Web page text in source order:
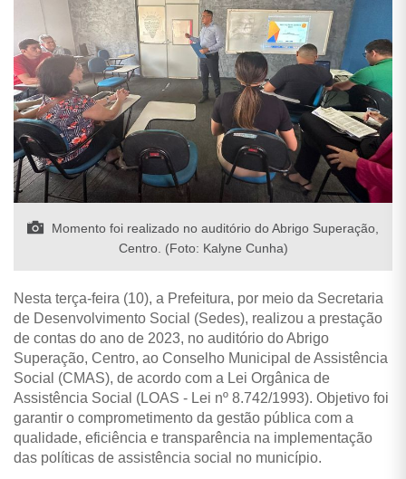
Momento foi realizado no auditório do Abrigo Superação,
Centro. (Foto: Kalyne Cunha)
Nesta terça-feira (10), a Prefeitura, por meio da Secretaria
de Desenvolvimento Social (Sedes), realizou a prestação
de contas do ano de 2023, no auditório do Abrigo
Superação, Centro, ao Conselho Municipal de Assistência
Social (CMAS), de acordo com a Lei Orgânica de
Assistência Social (LOAS - Lei nº 8.742/1993). Objetivo foi
garantir o comprometimento da gestão pública com a
qualidade, eficiência e transparência na implementação
das políticas de assistência social no município.